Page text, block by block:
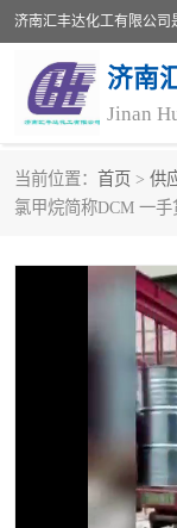
济南
Jinan
当前位置： 首页 > 供
氯甲烷简称DCM 一手
胺类
醇类
无机盐
添加剂助剂